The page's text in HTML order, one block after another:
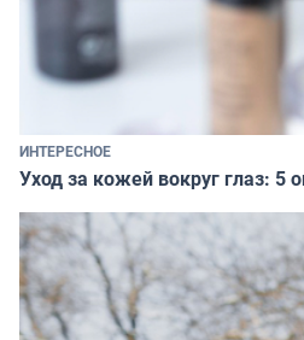
ИНТЕРЕСНОЕ
Уход за кожей вокруг глаз: 5